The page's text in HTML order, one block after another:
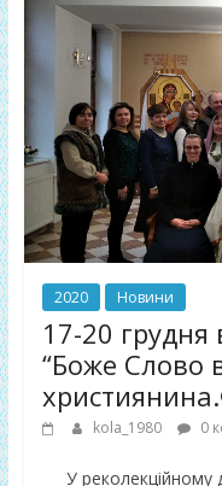
2020 Новини
17-20 грудня
“Боже Слово
kola_1980 0
У реколекційному